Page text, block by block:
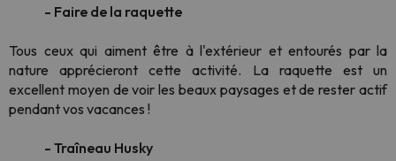
- Faire de la raquette
Tous ceux qui aiment être à l'extérieur et entourés par la
nature apprécieront cette activité. La raquette est un
excellent moyen de voir les beaux paysages et de rester actif
pendant vos vacances !
- Traîneau Husky